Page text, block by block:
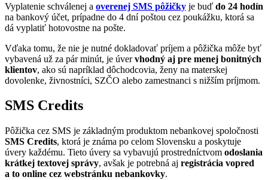
Vyplatenie schválenej a overenej SMS pôžičky je buď do 24 hodín
na bankový účet, prípadne do 4 dní poštou cez poukážku, ktorá sa
dá vyplatiť hotovostne na pošte.
Vďaka tomu, že nie je nutné dokladovať príjem a pôžička môže byť
vybavená už za pár minút, je úvervhodný aj pre menej bonitných
klientov, ako sú napríklad dôchodcovia, ženy na materskej
dovolenke, živnostníci, SZČO alebo zamestnanci s nižším príjmom.
SMS Credits
Pôžička cez SMS je základným produktom nebankovej spoločnosti
SMS Credits, ktorá je známa po celom Slovensku a poskytuje
úvery každému. Tieto úvery sa vybavujú prostredníctvom odoslania
krátkej textovej správy, avšak je potrebná aj registrácia vopred
a to online cez webstránku nebankovky.